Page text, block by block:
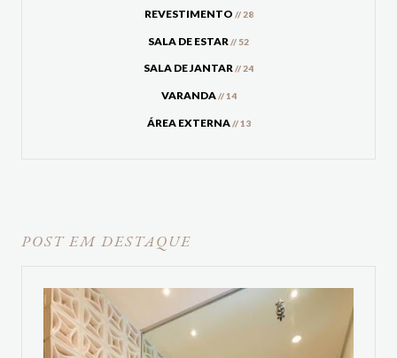
REVESTIMENTO // 28
SALA DE ESTAR // 52
SALA DE JANTAR// 24
VARANDA// 14
ÁREA EXTERNA// 13
POST EM DESTAQUE